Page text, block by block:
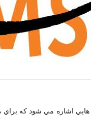
اشاره مي شود که براي